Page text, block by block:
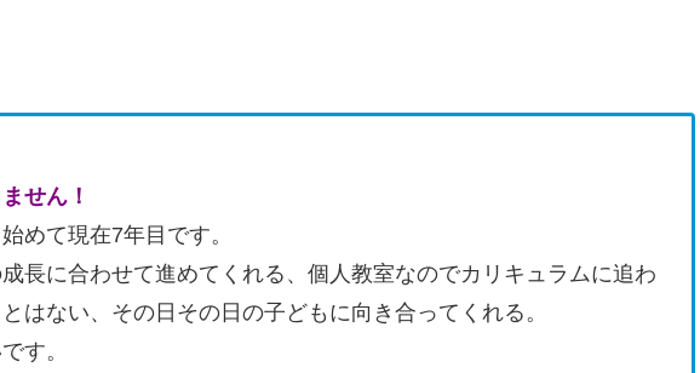
せん！
めて現在7年目です。
長に合わせて進めてくれる、個人教室なのでカリキュラムに追わ
はない、その日その日の子どもに向き合ってくれる。
す。